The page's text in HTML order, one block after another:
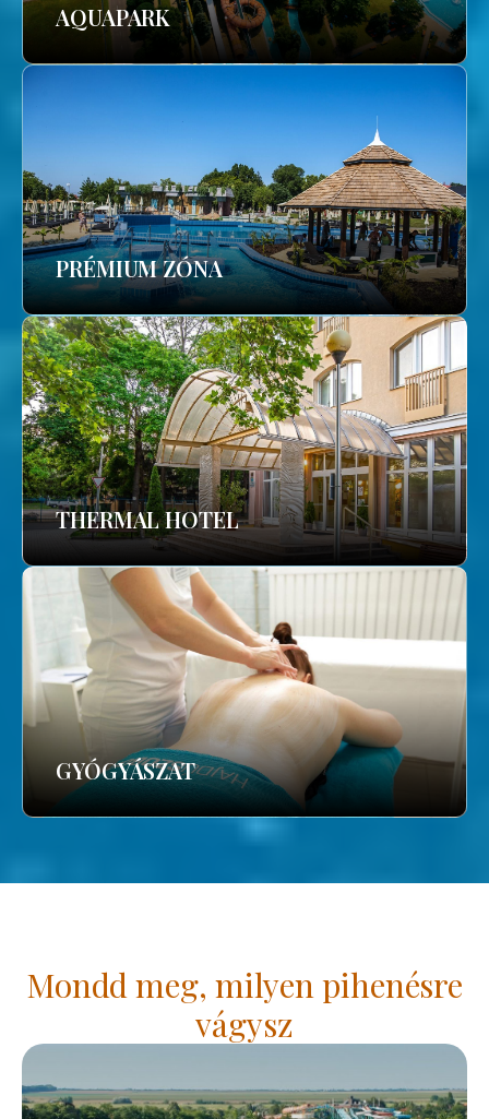
AQUAPARK
PRÉMIUM ZÓNA
THERMAL HOTEL
GYÓGYÁSZAT
Mondd meg, milyen pihenésre
vágysz